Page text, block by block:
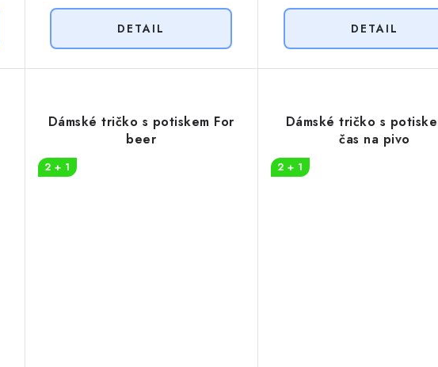
Dámské tričko s potiskem For
beer
2 + 1
Dámské tričko s
čas na pivo
2 + 1